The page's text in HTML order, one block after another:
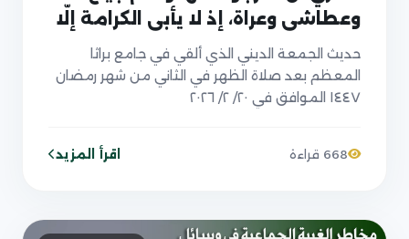
وعطاشى وعراة، إذ لا يأبى الكرامة إلّا
حديث الجمعة الديني الذي ألقي في جامع براثا
المعظم بعد صلاة الظهر في الثاني من شهر رمضان
١٤٤٧ الموافق في ٢٠/ ٢/ ٢٠٢٦
668 قراءة اقرأ المزيد